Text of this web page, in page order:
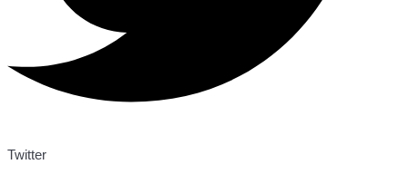
Twitter